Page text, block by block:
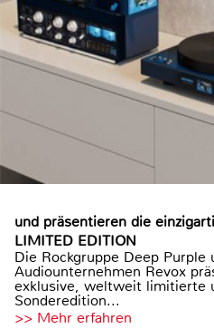
und präsentieren die
LIMITED EDITION
Die Rockgruppe Deep Purple
Audiounternehmen Revox
exklusive, weltweit limitierte
Sonderedition...
>> Mehr erfahren